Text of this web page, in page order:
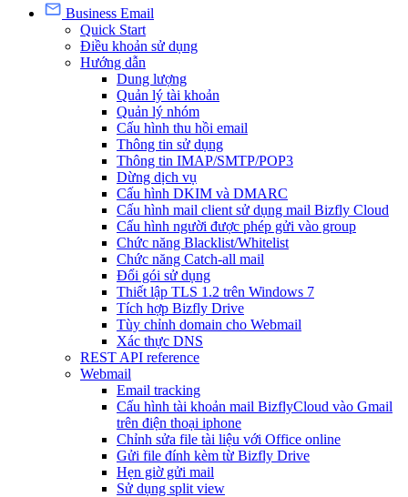
Business Email
Quick Start
Điều khoản sử dụng
Hướng dẫn
Dung lượng
Quản lý tài khoản
Quản lý nhóm
Cấu hình thu hồi email
Thông tin sử dụng
Thông tin IMAP/SMTP/POP3
Dừng dịch vụ
Cấu hình DKIM và DMARC
Cấu hình mail client sử dụng mail Bizfly Cloud
Cấu hình người được phép gửi vào group
Chức năng Blacklist/Whitelist
Chức năng Catch-all mail
Đổi gói sử dụng
Thiết lập TLS 1.2 trên Windows 7
Tích hợp Bizfly Drive
Tùy chỉnh domain cho Webmail
Xác thực DNS
REST API reference
Webmail
Email tracking
Cấu hình tài khoản mail BizflyCloud vào Gmail
trên điện thoại iphone
Chỉnh sửa file tài liệu với Office online
Gửi file đính kèm từ Bizfly Drive
Hẹn giờ gửi mail
Sử dụng split view